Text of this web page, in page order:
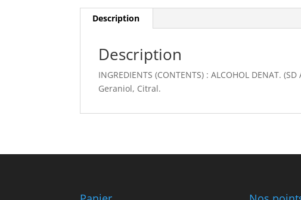
Description
Description
INGREDIENTS (CONTENTS) : ALCOHOL DENAT.
Geraniol, Citral.